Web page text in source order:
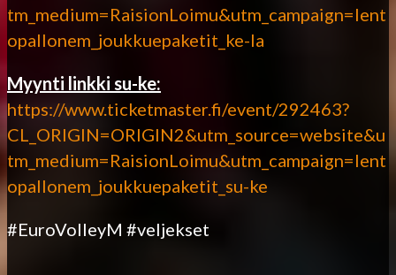
tm_medium=RaisionLoimu&utm_campaign=lent
opallonem_joukkuepaketit_ke-la
Myynti linkki su-ke:
https://www.ticketmaster.fi/event/292463?
CL_ORIGIN=ORIGIN2&utm_source=website&u
tm_medium=RaisionLoimu&utm_campaign=lent
opallonem_joukkuepaketit_su-ke
#EuroVolleyM #veljekset